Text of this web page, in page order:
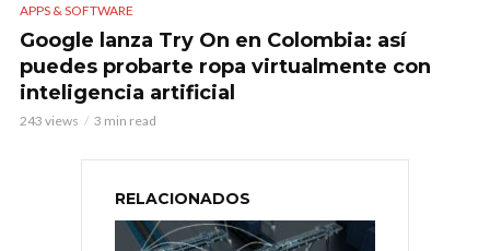
APPS & SOFTWARE
Google lanza Try On en Colombia: así
puedes probarte ropa virtualmente con
inteligencia artificial
243 views 3 min read
RELACIONADOS